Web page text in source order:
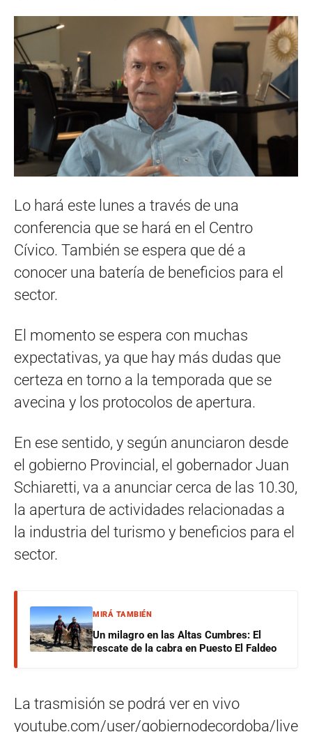
Lo hará este lunes a través de una
conferencia que se hará en el Centro
Cívico. También se espera que dé a
conocer una batería de beneficios para el
sector.
El momento se espera con muchas
expectativas, ya que hay más dudas que
certeza en torno a la temporada que se
avecina y los protocolos de apertura.
En ese sentido, y según anunciaron desde
el gobierno Provincial, el gobernador Juan
Schiaretti, va a anunciar cerca de las 10.30,
la apertura de actividades relacionadas a
la industria del turismo y beneficios para el
sector.
MIRÁ TAMBIÉN
Un milagro en las Altas Cumbres: El
rescate de la cabra en Puesto El Faldeo
La trasmisión se podrá ver en vivo
youtube.com/user/gobiernodecordoba/live